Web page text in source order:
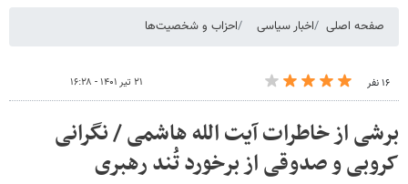
صفحه اصلی اخبار سیاسی احزاب و شخصیت‌ها
۱۶ نفر ۲۱ تیر ۱۴۰۱ - ۱۶:۲۸
برشی از خاطرات آیت الله هاشمی / نگرانی
کروبی و صدوقی از برخورد تُند رهبری